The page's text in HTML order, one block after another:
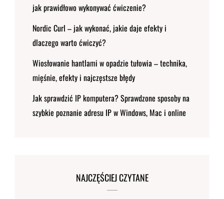
jak prawidłowo wykonywać ćwiczenie?
Nordic Curl – jak wykonać, jakie daje efekty i
dlaczego warto ćwiczyć?
Wiosłowanie hantlami w opadzie tułowia – technika,
mięśnie, efekty i najczęstsze błędy
Jak sprawdzić IP komputera? Sprawdzone sposoby na
szybkie poznanie adresu IP w Windows, Mac i online
NAJCZĘŚCIEJ CZYTANE